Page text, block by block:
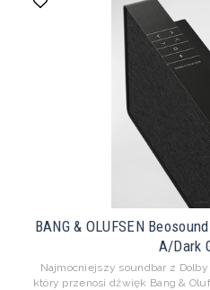
BANG & OLUFSEN
A/Dark
Najmocniejszy soundbar z
który przenosi dźwięk Bang &